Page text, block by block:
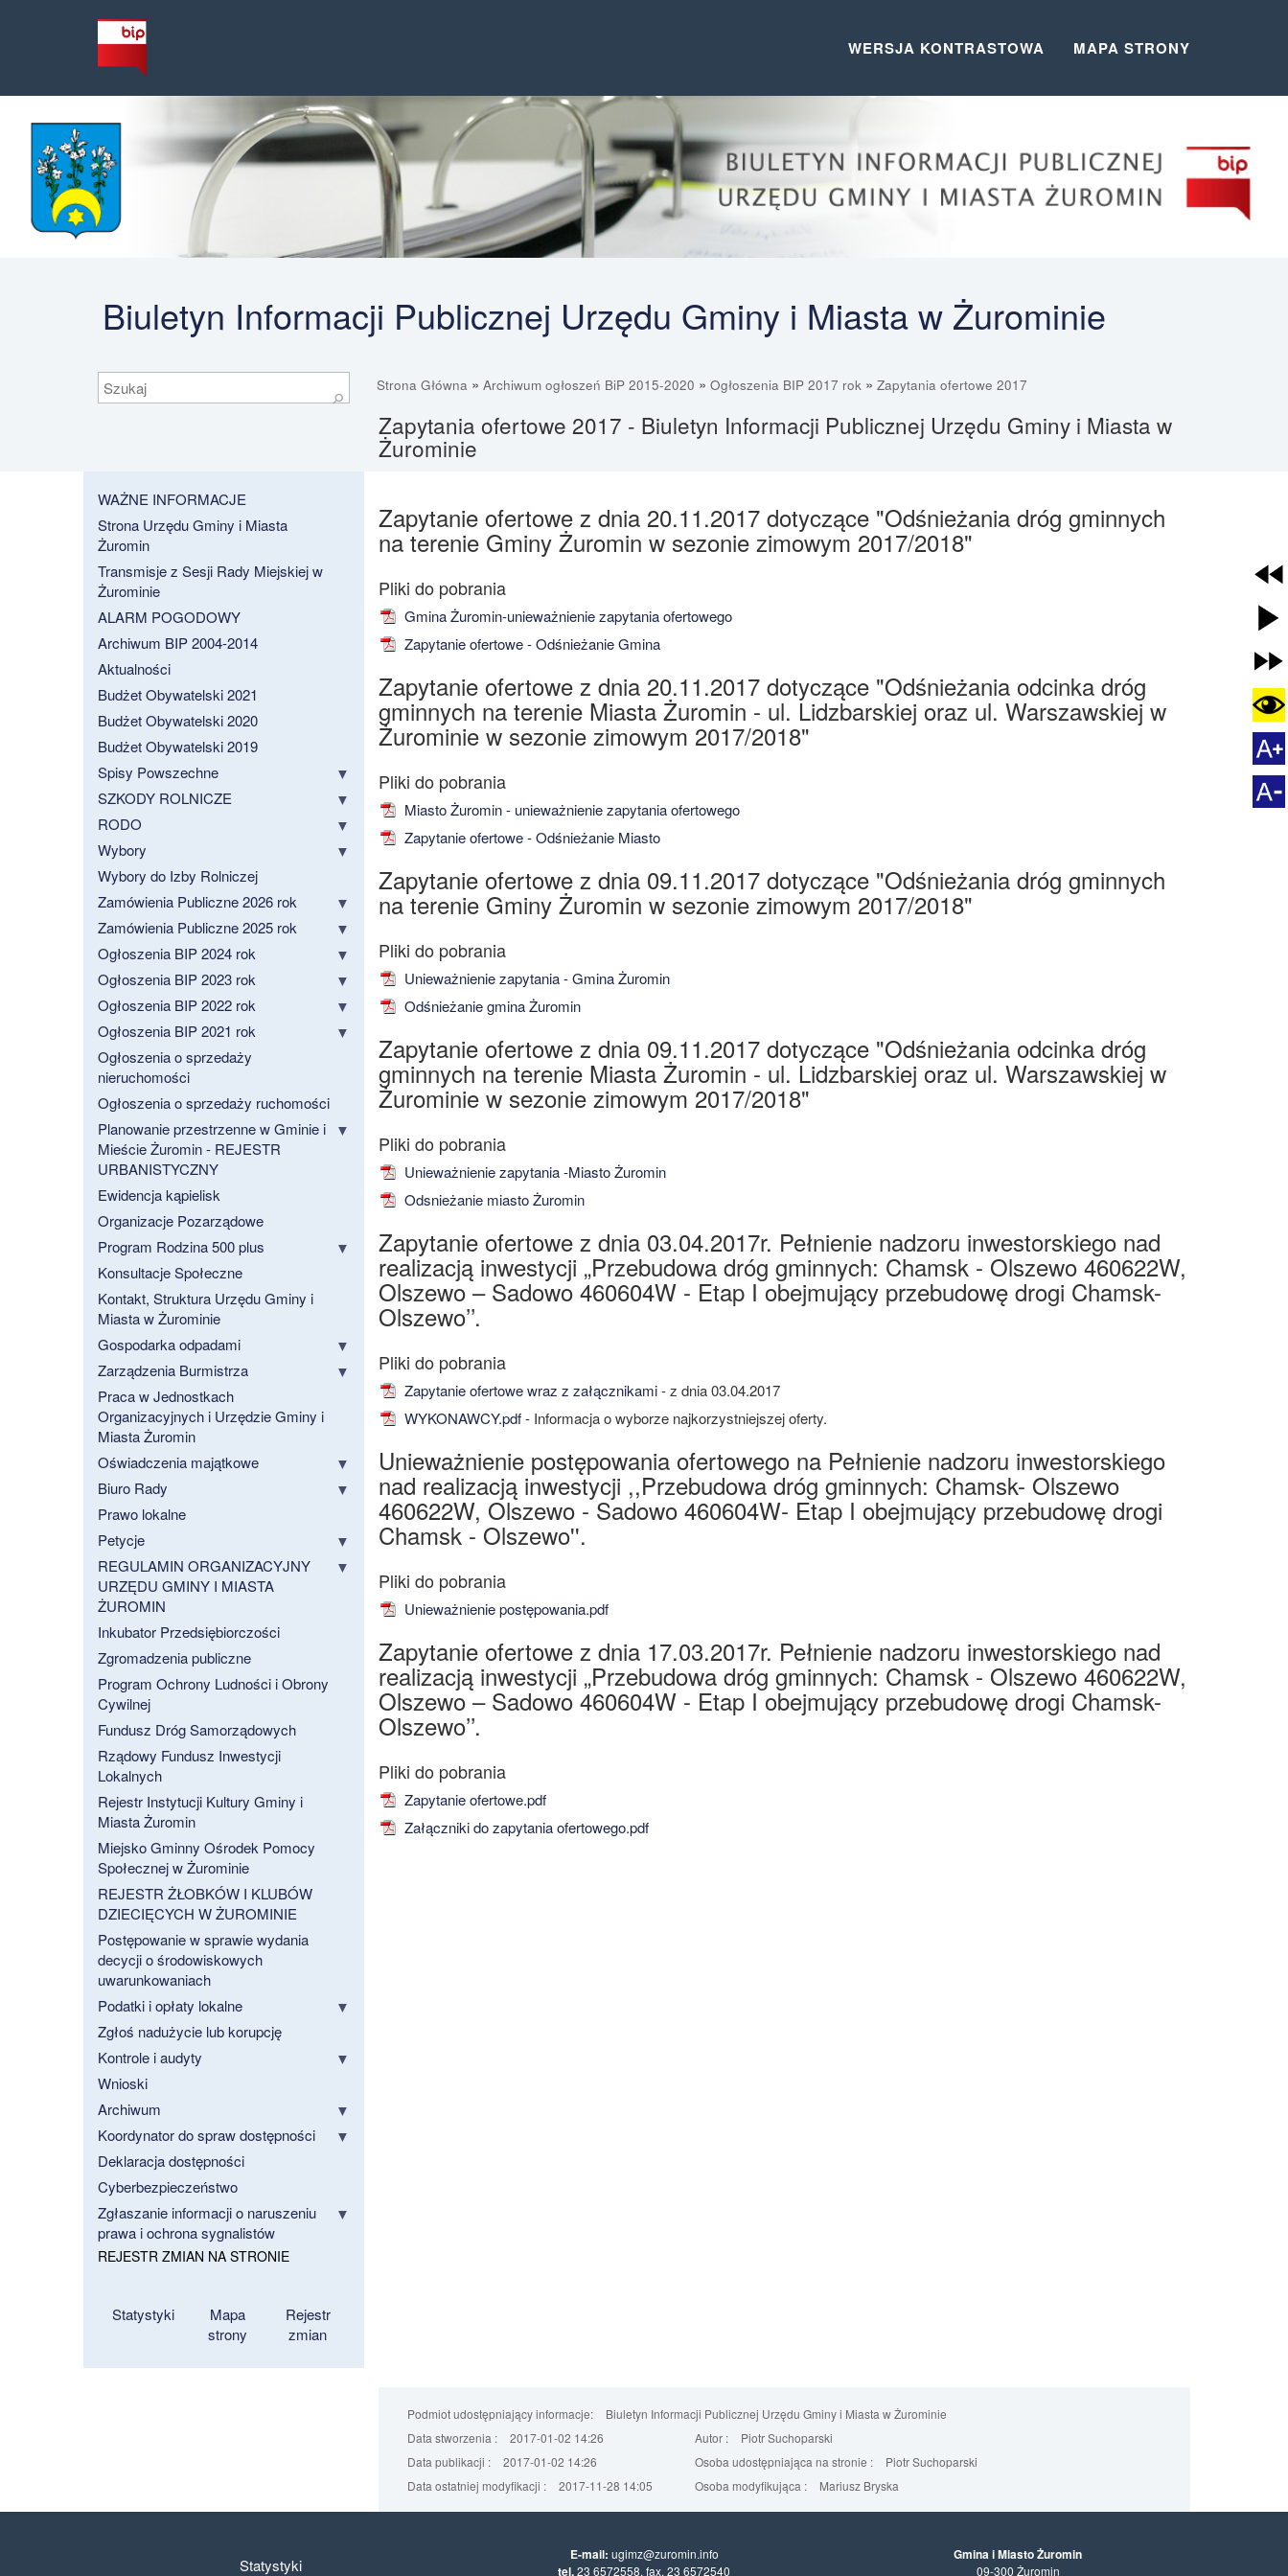
WERSJA KONTRASTOWA MAPA STRONY
Biuletyn Informacji Publicznej Urzędu Gminy i Miasta w Żurominie
Szukaj
⚲
Strona Główna » Archiwum ogłoszeń BiP 2015-2020 » Ogłoszenia BIP 2017 rok » Zapytania ofertowe 2017
Zapytania ofertowe 2017 - Biuletyn Informacji Publicznej Urzędu Gminy i Miasta w
Żurominie
WAŻNE INFORMACJE
Strona Urzędu Gminy i Miasta
Żuromin
Transmisje z Sesji Rady Miejskiej w
Żurominie
ALARM POGODOWY
Archiwum BIP 2004-2014
Aktualności
Budżet Obywatelski 2021
Budżet Obywatelski 2020
Budżet Obywatelski 2019
Spisy Powszechne
SZKODY ROLNICZE
RODO
Wybory
Wybory do Izby Rolniczej
Zamówienia Publiczne 2026 rok
Zamówienia Publiczne 2025 rok
Ogłoszenia BIP 2024 rok
Ogłoszenia BIP 2023 rok
Ogłoszenia BIP 2022 rok
Ogłoszenia BIP 2021 rok
Ogłoszenia o sprzedaży
nieruchomości
Ogłoszenia o sprzedaży ruchomości
Planowanie przestrzenne w Gminie i
Mieście Żuromin - REJESTR
URBANISTYCZNY
Ewidencja kąpielisk
Organizacje Pozarządowe
Program Rodzina 500 plus
Konsultacje Społeczne
Kontakt, Struktura Urzędu Gminy i
Miasta w Żurominie
Gospodarka odpadami
Zarządzenia Burmistrza
Praca w Jednostkach
Organizacyjnych i Urzędzie Gminy i
Miasta Żuromin
Oświadczenia majątkowe
Biuro Rady
Prawo lokalne
Petycje
REGULAMIN ORGANIZACYJNY
URZĘDU GMINY I MIASTA
ŻUROMIN
Inkubator Przedsiębiorczości
Zgromadzenia publiczne
Program Ochrony Ludności i Obrony
Cywilnej
Fundusz Dróg Samorządowych
Rządowy Fundusz Inwestycji
Lokalnych
Rejestr Instytucji Kultury Gminy i
Miasta Żuromin
Miejsko Gminny Ośrodek Pomocy
Społecznej w Żurominie
REJESTR ŻŁOBKÓW I KLUBÓW
DZIECIĘCYCH W ŻUROMINIE
Postępowanie w sprawie wydania
decycji o środowiskowych
uwarunkowaniach
Podatki i opłaty lokalne
Zgłoś nadużycie lub korupcję
Kontrole i audyty
Wnioski
Archiwum
Koordynator do spraw dostępności
Deklaracja dostępności
Cyberbezpieczeństwo
Zgłaszanie informacji o naruszeniu
prawa i ochrona sygnalistów
REJESTR ZMIAN NA STRONIE
Statystyki
Mapa
strony
Rejestr
zmian
Zapytanie ofertowe z dnia 20.11.2017 dotyczące "Odśnieżania dróg gminnych
na terenie Gminy Żuromin w sezonie zimowym 2017/2018"
Gmina Żuromin-unieważnienie zapytania ofertowego
Zapytanie ofertowe - Odśnieżanie Gmina
Zapytanie ofertowe z dnia 20.11.2017 dotyczące "Odśnieżania odcinka dróg
gminnych na terenie Miasta Żuromin - ul. Lidzbarskiej oraz ul. Warszawskiej w
Żurominie w sezonie zimowym 2017/2018"
Miasto Żuromin - unieważnienie zapytania ofertowego
Zapytanie ofertowe - Odśnieżanie Miasto
Zapytanie ofertowe z dnia 09.11.2017 dotyczące "Odśnieżania dróg gminnych
na terenie Gminy Żuromin w sezonie zimowym 2017/2018"
Unieważnienie zapytania - Gmina Żuromin
Odśnieżanie gmina Żuromin
Zapytanie ofertowe z dnia 09.11.2017 dotyczące "Odśnieżania odcinka dróg
gminnych na terenie Miasta Żuromin - ul. Lidzbarskiej oraz ul. Warszawskiej w
Żurominie w sezonie zimowym 2017/2018"
Unieważnienie zapytania -Miasto Żuromin
Odsnieżanie miasto Żuromin
Zapytanie ofertowe z dnia 03.04.2017r. Pełnienie nadzoru inwestorskiego nad
realizacją inwestycji „Przebudowa dróg gminnych: Chamsk - Olszewo 460622W,
Olszewo – Sadowo 460604W - Etap I obejmujący przebudowę drogi Chamsk-
Olszewo’’.
Zapytanie ofertowe wraz z załącznikami - z dnia 03.04.2017
WYKONAWCY.pdf - Informacja o wyborze najkorzystniejszej oferty.
Unieważnienie postępowania ofertowego na Pełnienie nadzoru inwestorskiego
nad realizacją inwestycji ,,Przebudowa dróg gminnych: Chamsk- Olszewo
460622W, Olszewo - Sadowo 460604W- Etap I obejmujący przebudowę drogi
Chamsk - Olszewo''.
Unieważnienie postępowania.pdf
Zapytanie ofertowe z dnia 17.03.2017r. Pełnienie nadzoru inwestorskiego nad
realizacją inwestycji „Przebudowa dróg gminnych: Chamsk - Olszewo 460622W,
Olszewo – Sadowo 460604W - Etap I obejmujący przebudowę drogi Chamsk-
Olszewo’’.
Zapytanie ofertowe.pdf
Załączniki do zapytania ofertowego.pdf
Podmiot udostępniający informacje:
Biuletyn Informacji Publicznej Urzędu Gminy i Miasta w Żurominie
Data stworzenia :
2017-01-02 14:26 Autor :
Piotr Suchoparski
Data publikacji :
2017-01-02 14:26 Osoba udostępniająca na stronie :
Piotr Suchoparski
Data ostatniej modyfikacji :
2017-11-28 14:05 Osoba modyfikująca : Mariusz Bryska
Statystyki
E-mail: ugimz@zuromin.info
tel.23 6572558, fax. 23 6572540
Gmina i Miasto Żuromin
09-300 Żuromin